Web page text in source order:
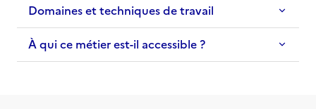
Domaines et techniques de travail
À qui ce métier est-il accessible ?